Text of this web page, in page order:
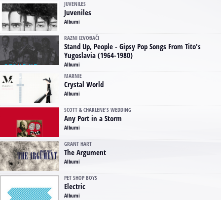
JUVENILES
Juveniles
Albumi
RAZNI IZVOĐAČI
Stand Up, People - Gipsy Pop Songs From Tito's
Yugoslavia (1964-1980)
Albumi
MARNIE
Crystal World
Albumi
SCOTT & CHARLENE'S WEDDING
Any Port in a Storm
Albumi
GRANT HART
The Argument
Albumi
PET SHOP BOYS
Electric
Albumi